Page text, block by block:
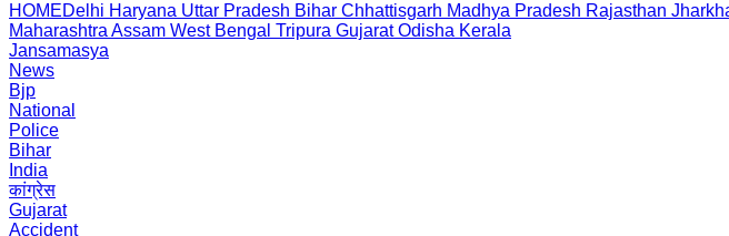
HOMEDelhi Haryana Uttar Pradesh Bihar Chhattisgarh Madhya Pradesh Rajasthan
Maharashtra Assam West Bengal Tripura Gujarat Odisha Kerala
Jansamasya
News
Bjp
National
Police
Bihar
India
कांग्रेस
Gujarat
Accident